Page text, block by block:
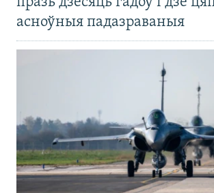
асноўныя падазраваныя